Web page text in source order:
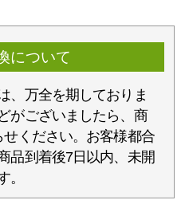
について
、万全を期しておりま
がございましたら、商
ください。お客様都合
品到着後7日以内、未開
。